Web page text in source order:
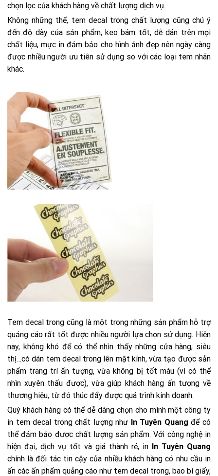
chọn lọc của khách hàng về chất lượng dịch vụ.
Không những thế, tem decal trong chất lượng cũng chú ý
đến độ dày của sản phẩm, keo bám tốt, dễ dán trên mọi
chất liệu, mực in đảm bảo cho hình ảnh đẹp nên ngày càng
được nhiều người ưu tiên sử dụng so với các loại tem nhãn
khác.
Tem decal trong cũng là một trong những sản phẩm hỗ trợ
quảng cáo rất tốt được nhiều người lựa chọn sử dụng. Hiện
nay, không khó để có thể nhìn thấy những cửa hàng, siêu
thị…có dán tem decal trong lên mặt kính, vừa tạo được sản
phẩm trang trí ấn tượng, vừa không bị tốt màu (vì có thể
nhìn xuyên thấu được), vừa giúp khách hàng ấn tượng về
thương hiệu, từ đó thúc đẩy được quá trình kinh doanh.
Quý khách hàng có thể dễ dàng chọn cho mình một công ty
in tem decal trong chất lượng như In Tuyên Quangđể có
thể đảm bảo được chất lượng sản phẩm. Với công nghệ in
hiện đại, dịch vụ tốt và giá thành rẻ, in In Tuyên Quang
chính là đối tác tin cậy của nhiều khách hàng có nhu cầu in
ấn các ấn phẩm quảng cáo như tem decal trong, bao bì giấy,